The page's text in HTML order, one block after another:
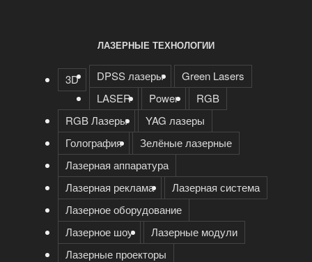
ЛАЗЕРНЫЕ ТЕХНОЛОГИИ
3D DPSS лазеры
Green Lasers
LASER
Power
RGB
RGB Лазеры
YAG лазеры
Голография
Зелёные лазерные
Лазерная аппаратура
Лазерная реклама
Лазерная система
Лазерное оборудование
Лазерное шоу
Лазерные модули
Лазерные проекторы